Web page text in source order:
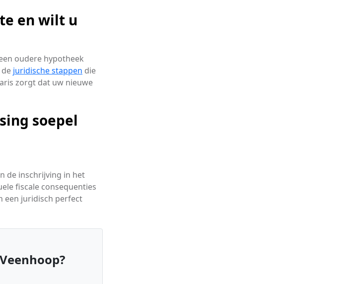
en wilt u
oudere hypotheek
juridische stappen die
zorgt dat uw nieuwe
soepel
de inschrijving in het
fiscale consequenties
een juridisch perfect